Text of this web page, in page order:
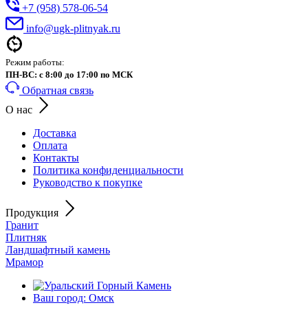
+7 (958) 578-06-54
info@ugk-plitnyak.ru
Режим работы:
ПН-ВС: с 8:00 до 17:00 по МСК
Обратная связь
О нас
Доставка
Оплата
Контакты
Политика конфиденциальности
Руководство к покупке
Продукция
Гранит
Плитняк
Ландшафтный камень
Мрамор
Ваш город: Омск